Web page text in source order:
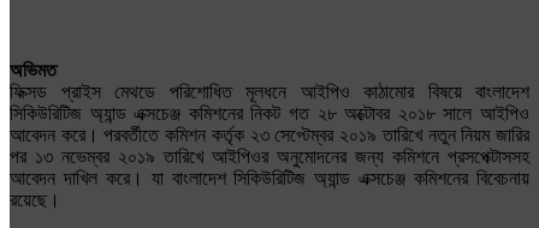
অভিমত
ফিক্সড প্রাইস মেথডে পরিশোধিত মূলধনে আইপিও কাঠামোর বিষয়ে বাংলাদেশ
সিকিউরিটিজ অ্যান্ড এক্সচেঞ্জ কমিশনের নিকট গত ২৮ অক্টোবর ২০১৮ সালে আইপিও
আবেদন করে। পরবর্তীতে কমিশন কর্তৃক ২৩ সেপ্টেম্বর ২০১৯ তারিখে নতুন নিয়ম জারির
পর ১৩ নভেম্বর ২০১৯ তারিখে আইপিওর অনুমোদনের জন্য কমিশনে প্রসপেক্টাসসহ
আবেদন দাখিল করে। যা বাংলাদেশ সিকিউরিটিজ অ্যান্ড এক্সচেঞ্জ কমিশনের বিবেচনায়
রয়েছে।